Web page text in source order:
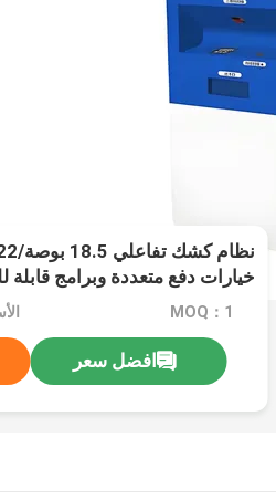
خيارات دفع متعددة وبرامج
MOQ：1
افضل سعر